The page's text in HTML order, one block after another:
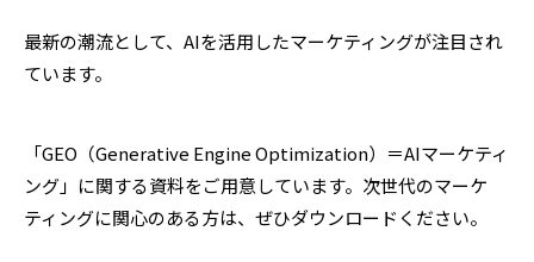
最新の潮流として、AIを活用したマーケティングが注目され
ています。
「GEO（Generative Engine Optimization）＝AIマーケティ
ング」に関する資料をご用意しています。次世代のマーケ
ティングに関心のある方は、ぜひダウンロードください。